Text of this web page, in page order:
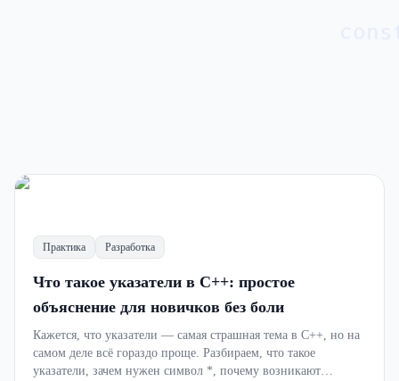
Обзор Разработка Профессия
словами: стек, куча, указатели
и утечки памяти без боли
Почему программы на C++ падают с
ошибкой Segmentation Fault? Что такое стек
и куча, зачем нужны указатели, откуда
5 авг. 2026 г. 5 мин
Практика Разработка
Что такое указатели в C++: простое
объяснение для новичков без боли
Кажется, что указатели — самая страшная тема в C++, но на
самом деле всё гораздо проще. Разбираем, что такое
указатели, зачем нужен символ *, почему возникают